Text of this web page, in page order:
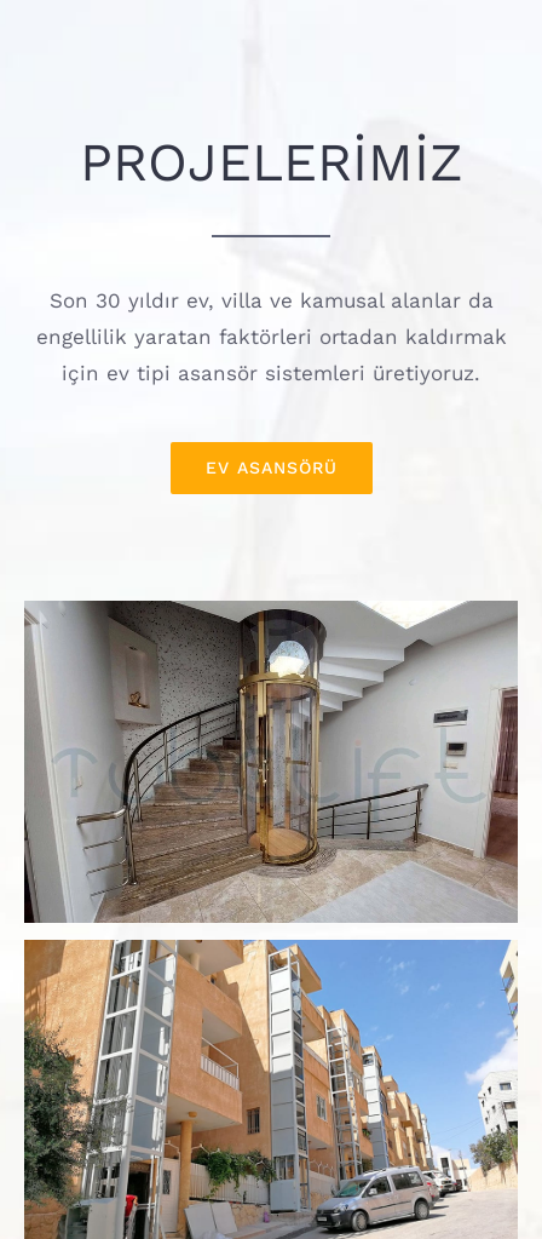
PROJELERİMİZ
Son 30 yıldır ev, villa ve kamusal alanlar da
engellilik yaratan faktörleri ortadan kaldırmak
için ev tipi asansör sistemleri üretiyoruz.
EV ASANSÖRÜ
Ev Tipi Villa Asansörü
Engelli Asansörü